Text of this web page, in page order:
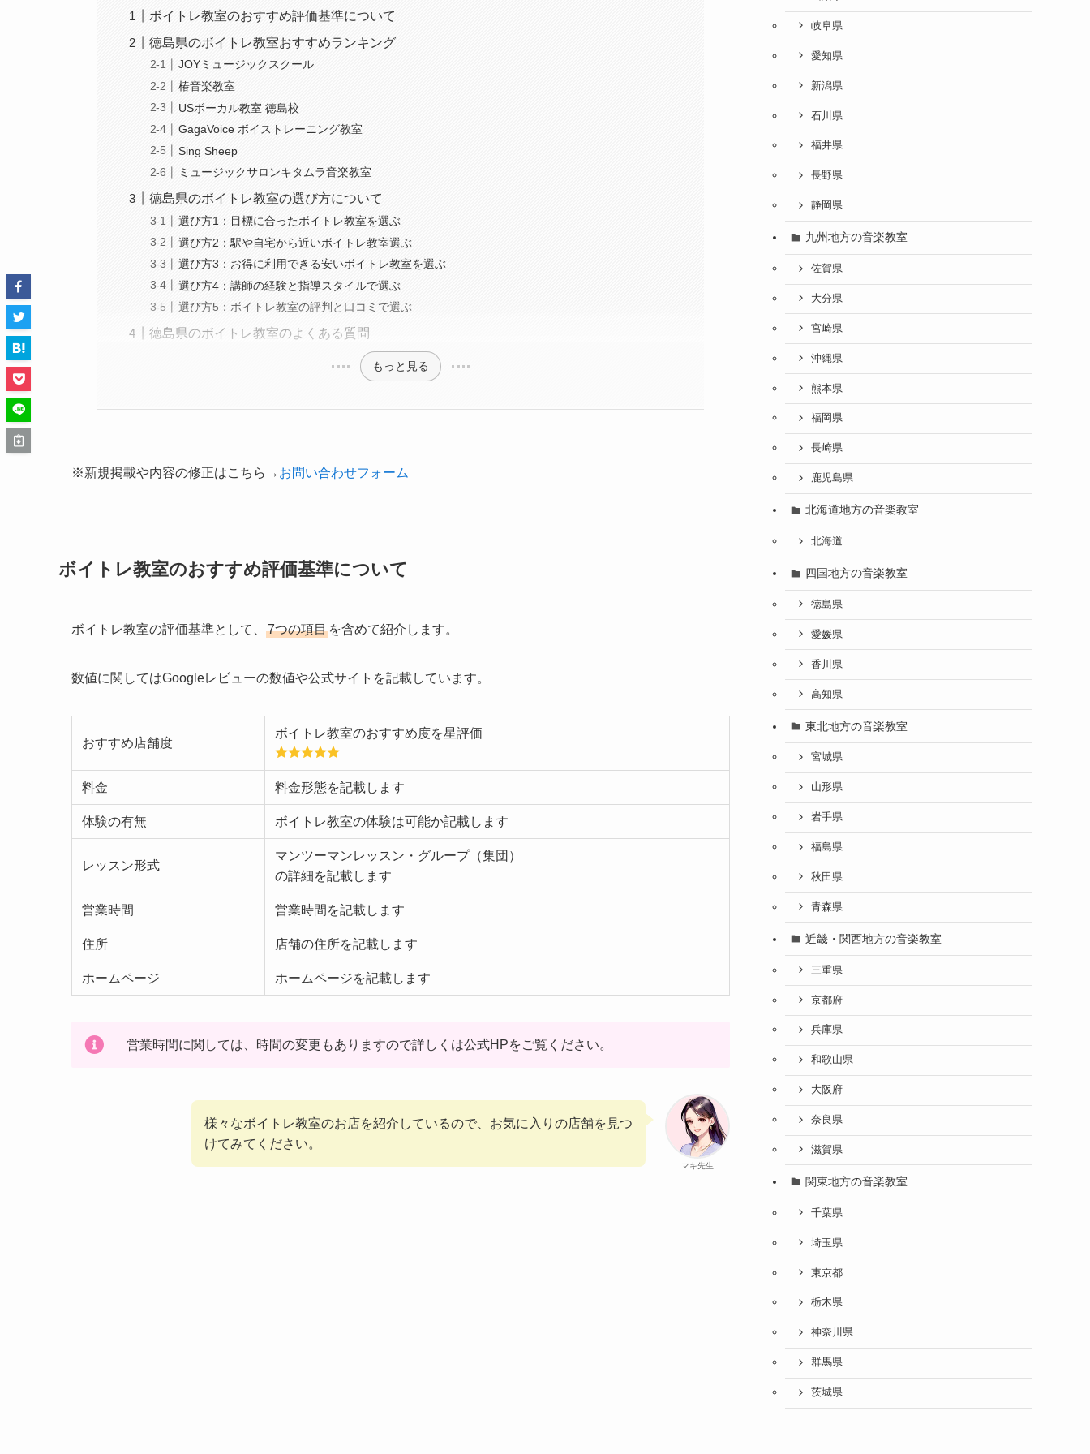
ボイトレ教室のおすすめ評価基準について
徳島県のボイトレ教室おすすめランキング
JOYミュージックスクール
椿音楽教室
USボーカル教室 徳島校
GagaVoice ボイストレーニング教室
Sing Sheep
ミュージックサロンキタムラ音楽教室
徳島県のボイトレ教室の選び方について
選び方1：目標に合ったボイトレ教室を選ぶ
選び方2：駅や自宅から近いボイトレ教室選ぶ
選び方3：お得に利用できる安いボイトレ教室を選ぶ
選び方4：講師の経験と指導スタイルで選ぶ
選び方5：ボイトレ教室の評判と口コミで選ぶ
徳島県のボイトレ教室のよくある質問
もっと見る
※新規掲載や内容の修正はこちら→ お問い合わせフォーム
ボイトレ教室のおすすめ評価基準について
ボイトレ教室の評価基準として、 7つの項目 を含めて紹介します。
数値に関してはGoogleレビューの数値や公式サイトを記載しています。
おすすめ店舗度
ボイトレ教室のおすすめ度を星評価
料金 料金形態を記載します
体験の有無 ボイトレ教室の体験は可能か記載します
レッスン形式
マンツーマンレッスン・グループ（集団）
の詳細を記載します
営業時間 営業時間を記載します
住所 店舗の住所を記載します
ホームページ ホームページを記載します
営業時間に関しては、時間の変更もありますので詳しくは公式HPをご覧ください。
マキ先生
様々なボイトレ教室のお店を紹介しているので、お気に入りの店舗を見つ
けてみてください。
岐阜県
愛知県
新潟県
石川県
福井県
長野県
静岡県
九州地方の音楽教室
佐賀県
大分県
宮崎県
沖縄県
熊本県
福岡県
長崎県
鹿児島県
北海道地方の音楽教室
北海道
四国地方の音楽教室
徳島県
愛媛県
香川県
高知県
東北地方の音楽教室
宮城県
山形県
岩手県
福島県
秋田県
青森県
近畿・関西地方の音楽教室
三重県
京都府
兵庫県
和歌山県
大阪府
奈良県
滋賀県
関東地方の音楽教室
千葉県
埼玉県
東京都
栃木県
神奈川県
群馬県
茨城県